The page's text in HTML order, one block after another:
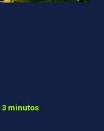
3 minutos